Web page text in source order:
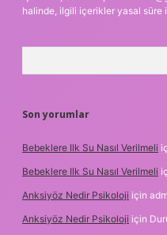
halinde, ilgili içerikler yasal süre
Son yorumlar
Bebeklere Ilk Su Nasıl Verilmeli
Bebeklere Ilk Su Nasıl Verilmeli
Anksiyöz Nedir Psikoloji için
Anksiyöz Nedir Psikoloji için